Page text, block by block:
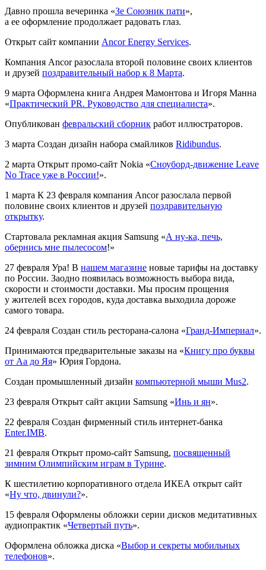
Давно прошла вечеринка «Зе Союзник пати»,
а ее оформление продолжает радовать глаз.
Открыт сайт компании Ancor Energy Services.
Компания Ancor разослала второй половине своих клиентов
и друзей поздравительный набор к 8 Марта.
9 марта Оформлена книга Андрея Мамонтова и Игоря Манна
«Практический PR. Руководство для специалиста».
Опубликован февральский сборник работ иллюстраторов.
3 марта Создан дизайн набора смайликов Ridibundus.
2 марта Открыт промо-сайт Nokia «Сноуборд-движение Leave
No Trace уже в России!».
1 марта К 23 февраля компания Ancor разослала первой
половине своих клиентов и друзей поздравительную
открытку.
Стартовала рекламная акция Samsung «А ну-ка, печь,
обернись мне пылесосом!»
27 февраля Ура! В нашем магазине новые тарифы на доставку
по России. Заодно появилась возможность выбора вида,
скорости и стоимости доставки. Мы просим прощения
у жителей всех городов, куда доставка выходила дороже
самого товара.
24 февраля Создан стиль ресторана-салона «Гранд-Империал».
Принимаются предварительные заказы на «Книгу про буквы
от Аа до Яя» Юрия Гордона.
Создан промышленный дизайн компьютерной мыши Mus2.
23 февраля Открыт сайт акции Samsung «Инь и ян».
22 февраля Создан фирменный стиль интернет-банка
Enter.IMB.
21 февраля Открыт промо-сайт Samsung, посвященный
зимним Олимпийским играм в Турине.
К шестилетию корпоративного отдела ИКЕА открыт сайт
«Ну что, двинули?».
15 февраля Оформлены обложки серии дисков медитативных
аудиопрактик «Четвертый путь».
Оформлена обложка диска «Выбор и секреты мобильных
телефонов».